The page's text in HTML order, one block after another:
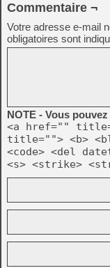
Commentaire ¬
Votre adresse e-mail
obligatoires sont
NOTE - Vous
<a href=""
title=""> <b>
<code> <del
<s> <strike>